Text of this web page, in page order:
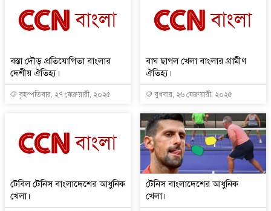
বস্তা দৌড় প্রতিযোগিতা বাংলার
দেশীয় ঐতিহ্য।
বৃহস্পতিবার, ২৭ ফেব্রুয়ারী, ২০২৫
বাঘ ছাগল খেলা বাংলার গ্রামীণ
ঐতিহ্য।
বুধবার, ২৬ ফেব্রুয়ারী, ২০২৫
টেবিল টেনিস বাংলাদেশের আধুনিক
খেলা।
টেনিস বাংলাদেশের আধুনিক
খেলা।